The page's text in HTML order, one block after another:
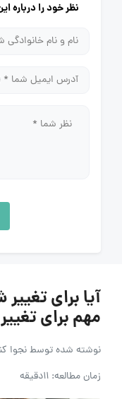
نظر خود را درباره
آیا برای
مهم برای
نوشته شده توسطنجوا
زمان مطالعه: 11دقیقه